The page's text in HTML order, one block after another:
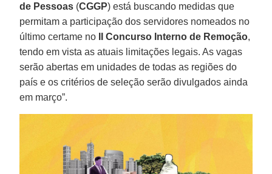
de Pessoas (CGGP) está buscando medidas que
permitam a participação dos servidores nomeados no
último certame no II Concurso Interno de Remoção,
tendo em vista as atuais limitações legais. As vagas
serão abertas em unidades de todas as regiões do
país e os critérios de seleção serão divulgados ainda
em março”.